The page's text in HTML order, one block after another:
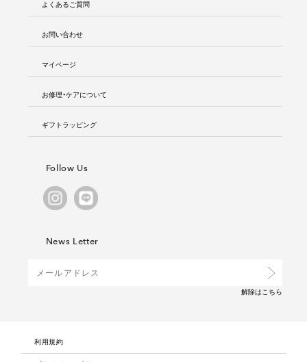
よくあるご質問
お問い合わせ
マイページ
お修理・ケアについて
ギフトラッピング
Follow Us
News Letter
解除はこちら
利用規約